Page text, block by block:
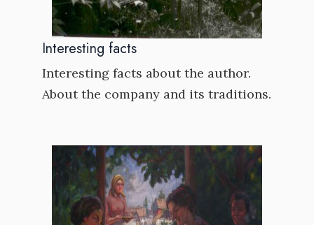
Interesting facts
Interesting facts about the author.
About the company and its traditions.